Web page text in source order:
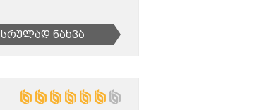
Სრულად Ნახვა